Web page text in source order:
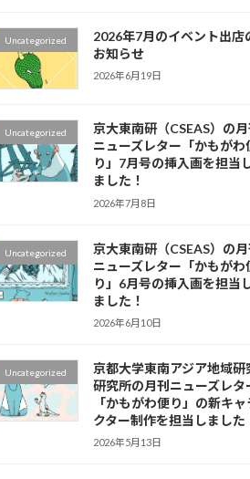
Uncategorized
2026年7月のイベント出店
お知らせ
2026年6月19日
Uncategorized
京大東南研（CSEAS）の月
ニューズレター「かもがわ
り」7月号の挿入画を担当
ました！
2026年7月8日
Uncategorized
京大東南研（CSEAS）の月
ニューズレター「かもがわ
り」6月号の挿入画を担当
ました！
2026年6月10日
Uncategorized
京都大学東南アジア地域研
研究所の月刊ニューズレタ
「かもがわ便り」の新キャ
クター制作を担当しました
2026年5月13日